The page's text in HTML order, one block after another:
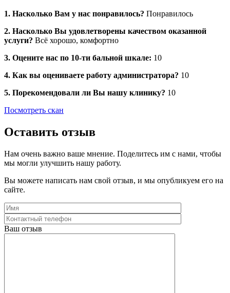
1. Насколько Вам у нас понравилось? Понравилось
2. Насколько Вы удовлетворены качеством оказанной
услуги? Всё хорошо, комфортно
3. Оцените нас по 10-ти бальной шкале: 10
4. Как вы оцениваете работу администратора? 10
5. Порекомендовали ли Вы нашу клинику? 10
Посмотреть скан
Оставить отзыв
Нам очень важно ваше мнение. Поделитесь им с нами, чтобы
мы могли улучшить нашу работу.
Вы можете написать нам свой отзыв, и мы опубликуем его на
сайте.
Ваш отзыв